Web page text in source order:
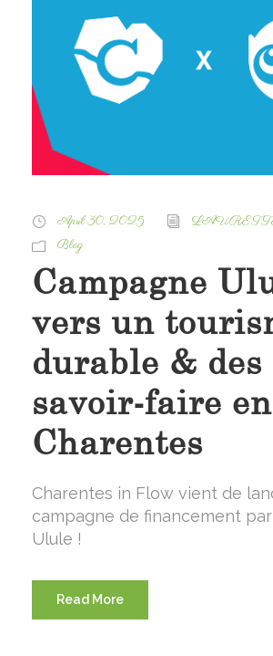
April 30, 2025
Blog
Campagne
vers un
durable & des
savoir-faire en
Charentes
Charentes in Flow vient de
campagne de financement
Ulule !
Read More